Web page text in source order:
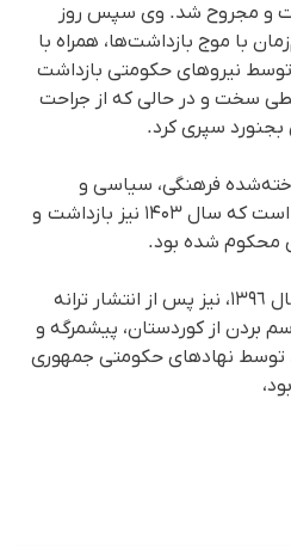
و مجروح شد. وی سپس روز
۱۹ دی‌ماه ۱۴۰۴ هم‌زمان با موج بازداشت‌ها، همراه با
توسط نیروهای حکومتی بازداشت
سخت و در حالی که از جراحت
بجنورد سپری کرد.
فرهنگی، سیاسی و
هنرمندان مردمی در بجنورد است که سال ۱۴۰۳ نیز بازداشت و
وی همچنین، در خردادماه سال ١٣٩٦، نیز پس از انتشار ترانە
بردن از کوردستان، پیشمرگە و
توسط نهادهای حکومتی جمهوری